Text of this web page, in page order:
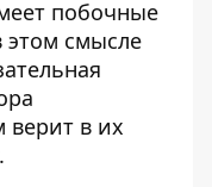
побочные
этом смысле
верит в их